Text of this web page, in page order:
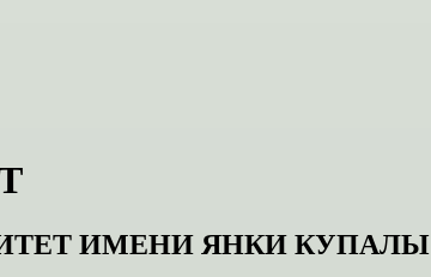
ИМЕНИ ЯНКИ КУПАЛЫ